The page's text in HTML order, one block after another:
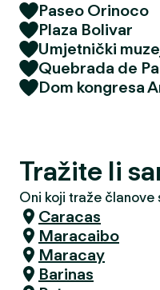
Paseo Orinoco
Plaza Bolivar
Umjetnički
Quebrada de
Dom kongresa
Tražite li
Oni koji traže
Caracas
Maracaibo
Maracay
Barinas